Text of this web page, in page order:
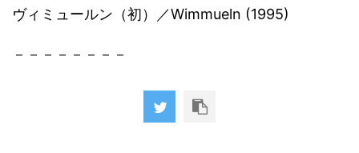
ヴィミュールン（初）／Wimmueln (1995)
－－－－－－－－